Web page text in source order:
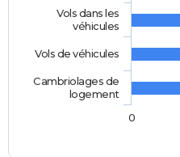
Vols dans les
véhicules
Vols de véhicules
Cambriolages de
logement
0